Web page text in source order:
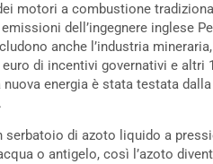
motori a combustione
dell’ingegnere inglese
anche l’industria
di incentivi governativi e
energia è stata testata
di azoto liquido a
o antigelo, così l’azoto